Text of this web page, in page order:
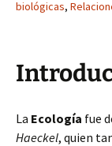
biológicas,
La Ecología fue
Haeckel, quien